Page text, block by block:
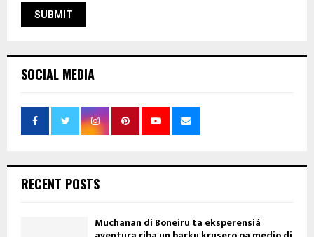
SOCIAL MEDIA
RECENT POSTS
Muchanan di Boneiru ta eksperensiá